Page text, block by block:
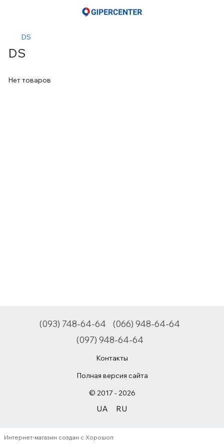
DS
DS
Нет товаров
(093) 748-64-64
(066) 948-64-64
(097) 948-64-64
Контакты
Полная версия сайта
© 2017 - 2026
UA RU
Интернет-магазин создан с Хорошоп